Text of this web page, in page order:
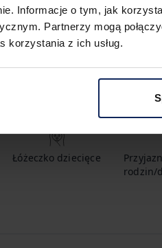
Informacje o tym, jak
Partnerzy mogą
korzystania z ich usług.
Żel
Łóżeczko dziecięce
rodzin/